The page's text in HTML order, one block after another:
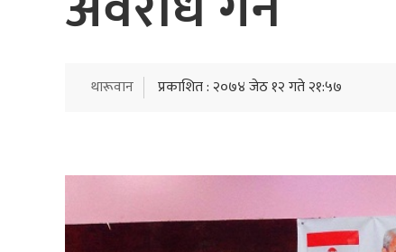
थारूवान प्रकाशित : २०७४ जेठ १२ गते २१:५७